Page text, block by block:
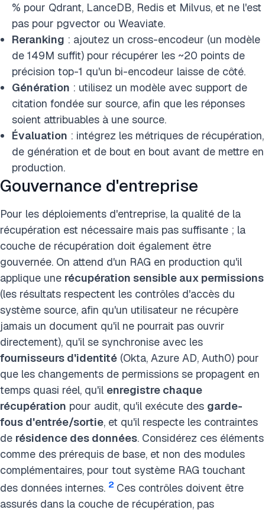
% pour Qdrant, LanceDB, Redis et Milvus, et ne l'est
pas pour pgvector ou Weaviate.
Reranking : ajoutez un cross-encodeur (un modèle
de 149M suffit) pour récupérer les ~20 points de
précision top-1 qu'un bi-encodeur laisse de côté.
Génération : utilisez un modèle avec support de
citation fondée sur source, afin que les réponses
soient attribuables à une source.
Évaluation : intégrez les métriques de récupération,
de génération et de bout en bout avant de mettre en
production.
Gouvernance d'entreprise
Pour les déploiements d'entreprise, la qualité de la
récupération est nécessaire mais pas suffisante ; la
couche de récupération doit également être
gouvernée. On attend d'un RAG en production qu'il
applique une récupération sensible aux permissions
(les résultats respectent les contrôles d'accès du
système source, afin qu'un utilisateur ne récupère
jamais un document qu'il ne pourrait pas ouvrir
directement), qu'il se synchronise avec les
fournisseurs d'identité (Okta, Azure AD, Auth0) pour
que les changements de permissions se propagent en
temps quasi réel, qu'il enregistre chaque
récupération pour audit, qu'il exécute des garde-
fous d'entrée/sortie, et qu'il respecte les contraintes
de résidence des données. Considérez ces éléments
comme des prérequis de base, et non des modules
complémentaires, pour tout système RAG touchant
des données internes. 2 Ces contrôles doivent être
assurés dans la couche de récupération, pas